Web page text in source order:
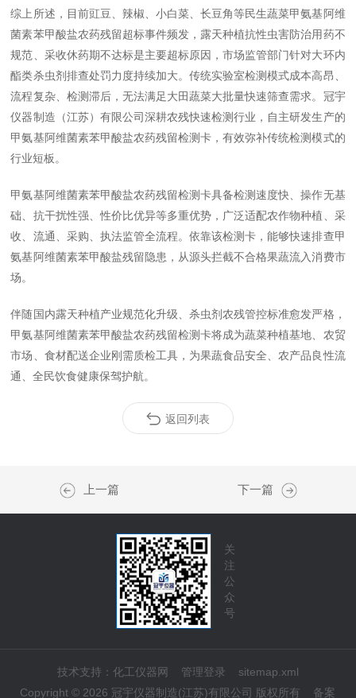
综上所述，目前豇豆、辣椒、小白菜、长豆角等民生蔬菜甲氨基阿维
菌素苯甲酸盐农药残留超标事件频发，露天种植抗性虫害防治用药不
规范、采收休药期不达标是主要超标原因，市场监管部门针对大环内
酯类杀虫剂排查处罚力度持续加大。传统实验室检测模式成本高昂、
流程复杂、检测滞后，无法满足大田蔬菜大批量快速筛查需求。冠宇
仪器制造（江苏）有限公司深耕农残快速检测行业，自主研发生产的
甲氨基阿维菌素苯甲酸盐农药残留检测卡，有效弥补传统检测模式的
行业短板。
甲氨基阿维菌素苯甲酸盐农药残留检测卡具备检测速度快、操作无基
础、抗干扰性强、性价比优异等多重优势，广泛适配农作物种植、采
收、流通、采购、执法监管全流程。依靠该检测卡，能够快速排查甲
氨基阿维菌素苯甲酸盐残留隐患，从源头拦截不合格果蔬流入消费市
场。
伴随国内露天种植产业规范化升级、杀虫剂农残管控标准愈发严格，
甲氨基阿维菌素苯甲酸盐农药残留检测卡将成为蔬菜种植基地、农贸
市场、食材配送企业刚需质检工具，为果蔬食品安全、农产品良性流
通、全民饮食健康保驾护航。
返回列表
上一篇 下一篇
关
注
公
众
号
技术支持： 化工仪器网 管理登录
sitemap.xml
Copyright © 2026 冠宇仪器制造(江苏)有限公司 版权所有 备案